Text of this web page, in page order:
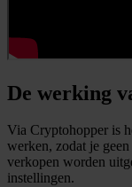
De werking
Via Cryptohopper is
werken, zodat je
verkopen worden
instellingen.